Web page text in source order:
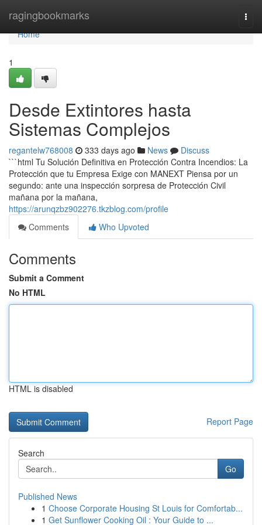
ragingbookmarks
Home
Home
1
Desde Extintores hasta
Sistemas Complejos
regantelw768008 333 days ago News
Discuss
```html Tu Solución Definitiva en Protección Contra Incendios: La
Protección que tu Empresa Exige con MANEXT Piensa por un
segundo: ante una inspección sorpresa de Protección Civil
mañana por la mañana,
https://arunqzbz902276.tkzblog.com/profile
Comments
Who Upvoted
Comments
Submit a Comment
No HTML
HTML is disabled
Report Page
Search
Go
Published News
1 Choose Corporate Housing St Louis for Comfortab...
1 Get Sunflower Cooking Oil : Your Guide to ...